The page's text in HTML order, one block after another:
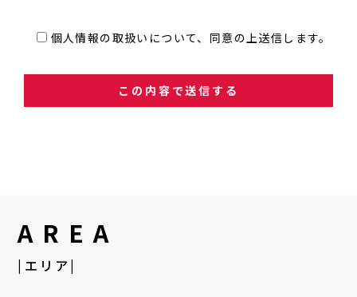
個人情報の取扱いについて、同意の上送信します。
AREA
|エリア|